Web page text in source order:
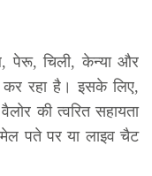
पेरू, चिली, केन्या और
कर रहा है। इसके लिए,
की त्वरित सहायता
पते पर या लाइव चैट